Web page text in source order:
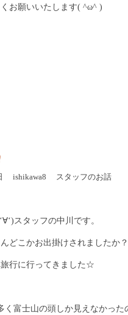
お願いいたします( ^ω^ )
ishikawa8 スタッフのお話
スタッフの中川です。
どこかお出掛けされましたか？
行に行ってきました☆
く富士山の頭しか見えなかった